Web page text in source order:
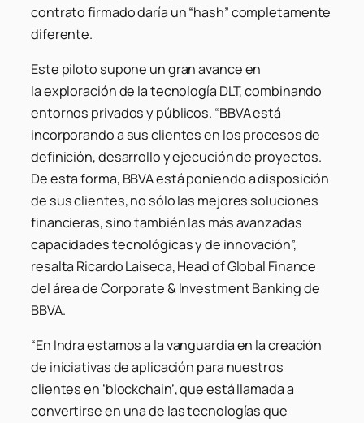
contrato firmado daría un “hash” completamente
diferente.
Este piloto supone un gran avance en
la exploración de la tecnología DLT, combinando
entornos privados y públicos. “BBVA está
incorporando a sus clientes en los procesos de
definición, desarrollo y ejecución de proyectos.
De esta forma, BBVA está poniendo a disposición
de sus clientes, no sólo las mejores soluciones
financieras, sino también las más avanzadas
capacidades tecnológicas y de innovación”,
resalta Ricardo Laiseca, Head of Global Finance
del área de Corporate & Investment Banking de
BBVA.
“En Indra estamos a la vanguardia en la creación
de iniciativas de aplicación para nuestros
clientes en ‘blockchain’, que está llamada a
convertirse en una de las tecnologías que